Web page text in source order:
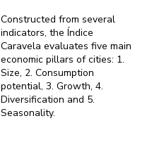
Constructed from several
indicators, the Índice
Caravela evaluates five main
economic pillars of cities: 1.
Size, 2. Consumption
potential, 3. Growth, 4.
Diversification and 5.
Seasonality.